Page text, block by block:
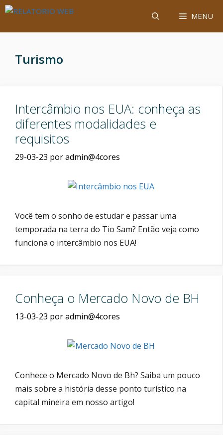
Saltar
o
MENU
Turismo
Intercâmbio nos EUA: conheça as
diferentes modalidades e
requisitos
29-03-23 poradmin@4cores
Você tem o sonho de estudar e passar uma
temporada na terra do Tio Sam? Então veja como
funciona o intercâmbio nos EUA!
Conheça o Mercado Novo de BH
13-03-23 poradmin@4cores
Conhece o Mercado Novo de Bh? Saiba um pouco
mais sobre a história desse ponto turístico na
capital mineira em nosso artigo!